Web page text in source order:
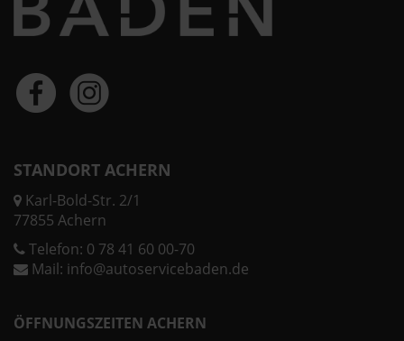
STANDORT ACHERN
Karl-Bold-Str. 2/1
77855 Achern
Telefon: 0 78 41 60 00-70
Mail: info@autoservicebaden.de
ÖFFNUNGSZEITEN ACHERN